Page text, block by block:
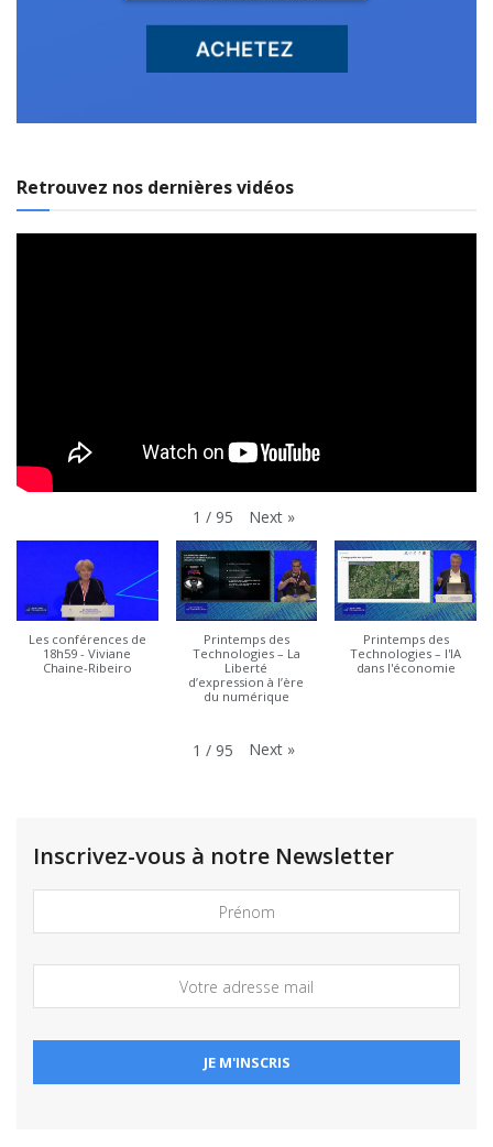
Retrouvez nos dernières vidéos
1 / 95 Next »
Les conférences de
18h59 - Viviane
Chaine-Ribeiro
Printemps des
Technologies – La
Liberté
d’expression à l’ère
du numérique
Printemps des
Technologies – l'IA
dans l'économie
1 / 95 Next »
Inscrivez-vous à notre Newsletter